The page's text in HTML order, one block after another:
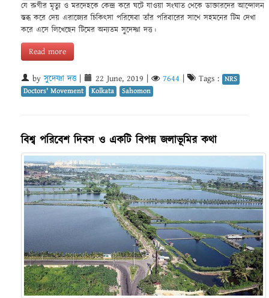
যে রুগীর মৃত্যু ও মরদেহকে কেন্দ্র করে ঘটে যাওয়া সংঘাত থেকে ডাক্তারদের আন্দোলন
স্তব্ধ করে দেয় এরাজ্যের চিকিৎসা পরিষেবা তাঁর পরিবারের সাথে সহমনের টিম দেখা
করে এসে লিখেছেন টিমের অন্যতম সুদেষ্ণা দত্ত।
Read more
byসুদেষ্ণা দত্ত| 22 June, 2019 7644 Tags : NRS
Doctors' Movement
Kolkata Sahomon
বিশ্ব পরিবেশ দিবস ও একটি বিপন্ন জলাভূমির কথা